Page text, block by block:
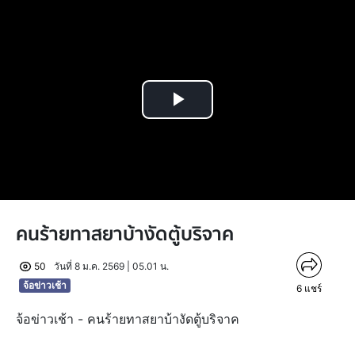
Play
คนร้ายทาสยาบ้างัดตู้บริจาค
50
วันที่ 8 ม.ค. 2569 | 05.01 น.
จ้อข่าวเช้า
6 แชร์
จ้อข่าวเช้า - คนร้ายทาสยาบ้างัดตู้บริจาค